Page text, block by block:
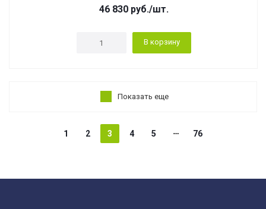
46 830руб./шт.
В корзину
Показать еще
1 2 3 4 5 76